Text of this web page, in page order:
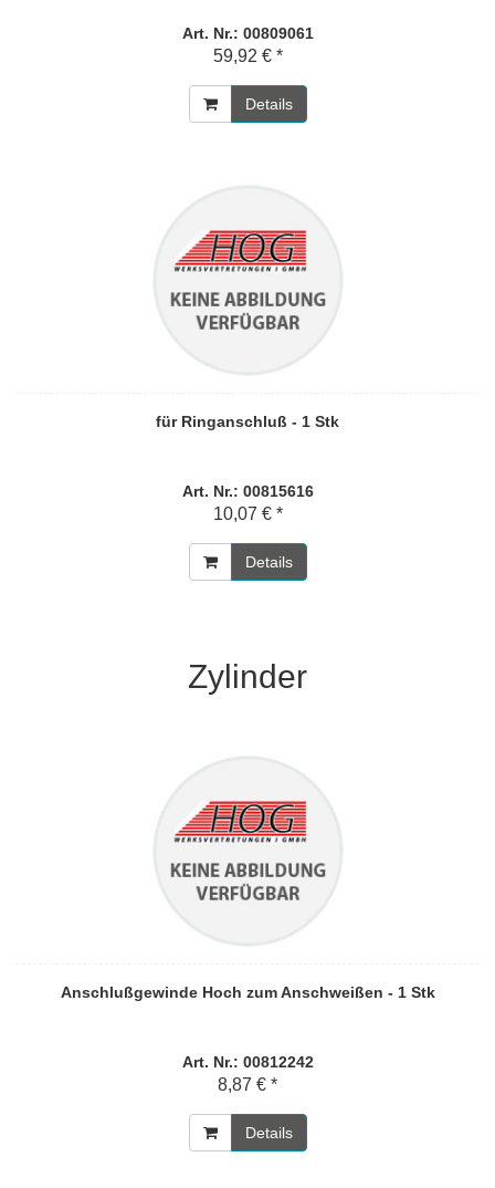
Art. Nr.: 00809061
59,92 € *
Details
für Ringanschluß - 1 Stk
Art. Nr.: 00815616
10,07 € *
Details
Zylinder
Anschlußgewinde Hoch zum Anschweißen - 1 Stk
Art. Nr.: 00812242
8,87 € *
Details